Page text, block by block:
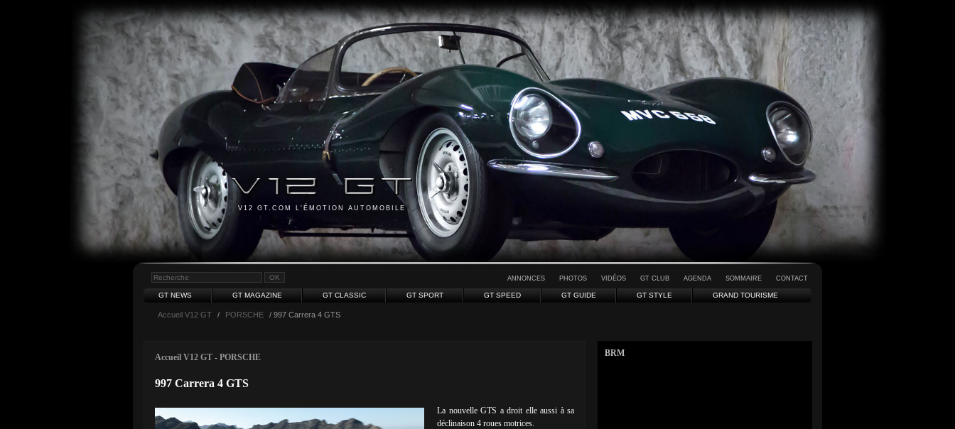
V12 GT.COM L'ÉMOTION AUTOMOBILE
ANNONCES PHOTOS VIDÉOS GT CLUB AGENDA SOMMAIRE CONTACT
GT NEWS GT MAGAZINE GT CLASSIC GT SPORT GT SPEED GT GUIDE GT STYLE GRAND TOURISME
Accueil V12 GT / PORSCHE / 997 Carrera 4 GTS
Accueil V12 GT - PORSCHE
997 Carrera 4 GTS
La nouvelle GTS a droit elle aussi à sa
déclinaison 4 roues motrices.
BRM